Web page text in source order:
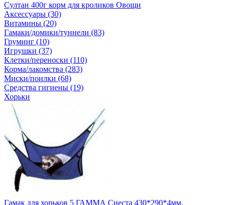
Султан 400г корм для кроликов Овощи
Аксессуары (30)
Витамины (20)
Гамаки/домики/туннели (83)
Груминг (10)
Игрушки (37)
Клетки/переноски (110)
Корма/лакомства (283)
Миски/поилки (68)
Средства гигиены (19)
Хорьки
Гамак для хорьков 5 ГАММА Сиеста 430*290*4мм.